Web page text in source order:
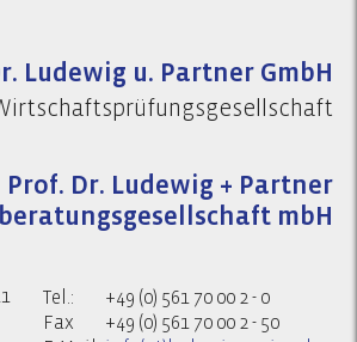
Ludewig u. Partner GmbH
Prof. Dr. Ludewig + Partner
mbH
Tel.:
+49 (0) 561 70 00 2 - 0
Fax
+49 (0) 561 70 00 2 - 50